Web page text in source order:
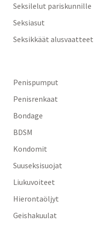
Seksilelut pariskunnille
Seksiasut
Seksikkäät alusvaatteet
Penispumput
Penisrenkaat
Bondage
BDSM
Kondomit
Suuseksisuojat
Liukuvoiteet
Hierontaöljyt
Geishakuulat